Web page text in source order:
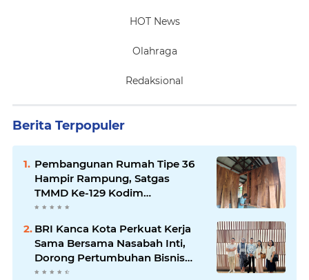
HOT News
Olahraga
Redaksional
Berita Terpopuler
Pembangunan Rumah Tipe 36
Hampir Rampung, Satgas
TMMD Ke-129 Kodim
1807/Sorong Selatan Wujudkan
Hunian Layak bagi Warga
BRI Kanca Kota Perkuat Kerja
Sama Bersama Nasabah Inti,
Dorong Pertumbuhan Bisnis
Berkelanjutan